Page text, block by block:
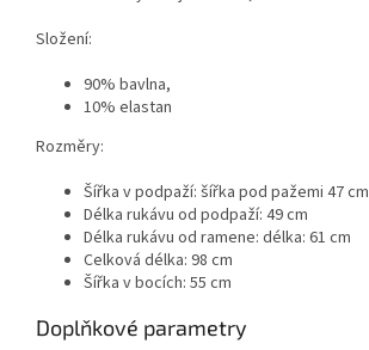
Složení:
90% bavlna,
10% elastan
Rozměry:
Šířka v podpaží: šířka pod pažemi 47 cm
Délka rukávu od podpaží: 49 cm
Délka rukávu od ramene: délka: 61 cm
Celková délka: 98 cm
Šířka v bocích: 55 cm
Doplňkové parametry